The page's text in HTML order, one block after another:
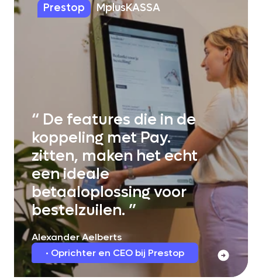
De features die in de
koppeling met Pay.
zitten, maken het echt
een ideale
betaaloplossing voor
bestelzuilen.
Alexander Aelberts
Oprichter en CEO bij Prestop
Dankzij het
vooruitstrevende werk van
Pay. is het mogelijk om
meerdere
betaalautomaten aan één
kassa te koppelen.
Jeschurun Bolt
Directeur van MplusKASSA
Prestop MplusKASSA